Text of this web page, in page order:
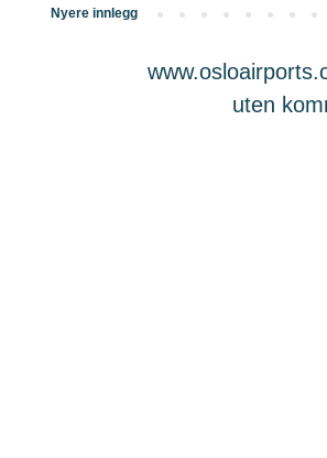
Nyere innlegg
uten